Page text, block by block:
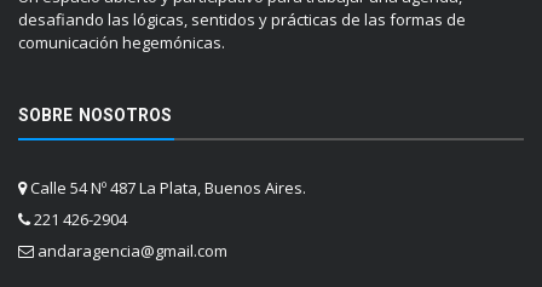
desafiando las lógicas, sentidos y prácticas de las formas de
comunicación hegemónicas.
SOBRE NOSOTROS
Calle 54 Nº 487 La Plata, Buenos Aires.
221 426-2904
andaragencia@gmail.com